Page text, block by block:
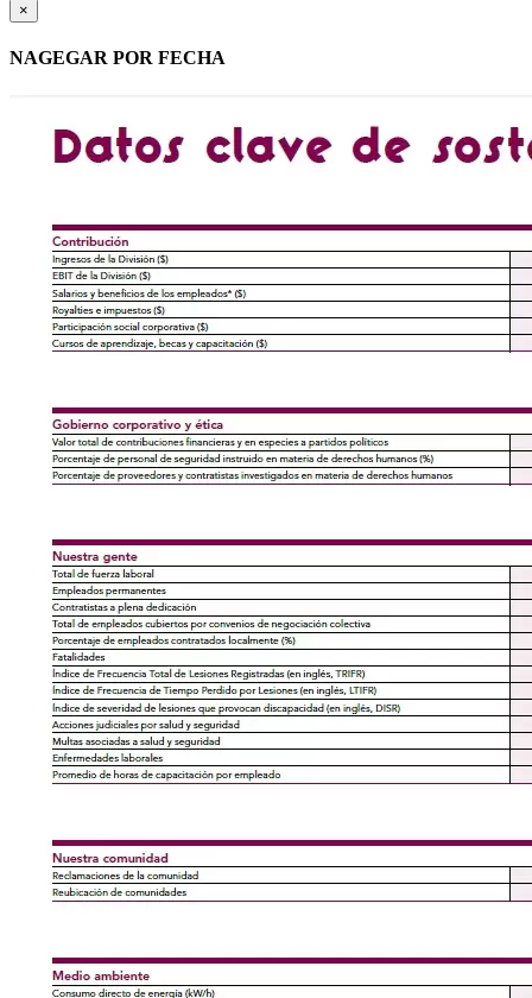
×
NAGEGAR POR FECHA